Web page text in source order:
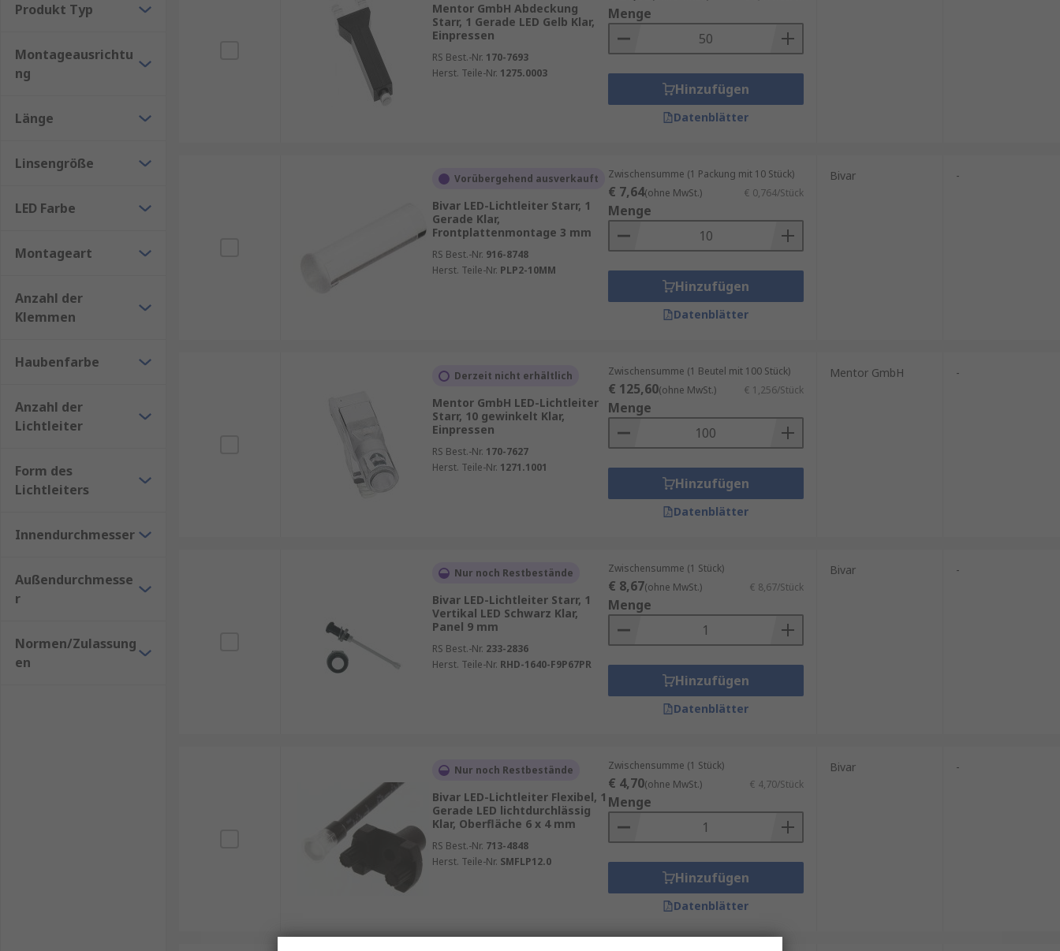
Produkt Typ
Montageausrichtu
ng
Länge
Linsengröße
LED Farbe
Montageart
Anzahl der
Klemmen
Haubenfarbe
Anzahl der
Lichtleiter
Form des
Lichtleiters
Innendurchmesser
Außendurchmesse
r
Normen/Zulassung
en
Mentor GmbH Abdeckung
Starr, 1 Gerade LED Gelb Klar,
Einpressen
RS Best.-Nr. 170-7693
Herst. Teile-Nr. 1275.0003
Menge
Hinzufügen
Datenblätter
Vorübergehend ausverkauft
Bivar LED-Lichtleiter Starr, 1
Gerade Klar,
Frontplattenmontage 3 mm
RS Best.-Nr. 916-8748
Herst. Teile-Nr. PLP2-10MM
Zwischensumme (1 Packung mit 10 Stück)
€ 7,64(ohne MwSt.) € 0,764/Stück
Menge
Hinzufügen
Datenblätter
Bivar -
Derzeit nicht erhältlich
Mentor GmbH LED-Lichtleiter
Starr, 10 gewinkelt Klar,
Einpressen
RS Best.-Nr. 170-7627
Herst. Teile-Nr. 1271.1001
Zwischensumme (1 Beutel mit 100 Stück)
€ 125,60(ohne MwSt.) € 1,256/Stück
Menge
Hinzufügen
Datenblätter
Mentor GmbH -
Nur noch Restbestände
Bivar LED-Lichtleiter Starr, 1
Vertikal LED Schwarz Klar,
Panel 9 mm
RS Best.-Nr. 233-2836
Herst. Teile-Nr. RHD-1640-F9P67PR
Zwischensumme (1 Stück)
€ 8,67(ohne MwSt.) € 8,67/Stück
Menge
Hinzufügen
Datenblätter
Bivar -
Nur noch Restbestände
Bivar LED-Lichtleiter Flexibel, 1
Gerade LED lichtdurchlässig
Klar, Oberfläche 6 x 4 mm
RS Best.-Nr. 713-4848
Herst. Teile-Nr. SMFLP12.0
Zwischensumme (1 Stück)
€ 4,70(ohne MwSt.) € 4,70/Stück
Menge
Hinzufügen
Datenblätter
Bivar -